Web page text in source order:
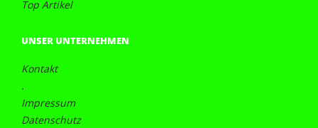
Top Artikel
UNSER UNTERNEHMEN
Kontakt
.
Impressum
Datenschutz